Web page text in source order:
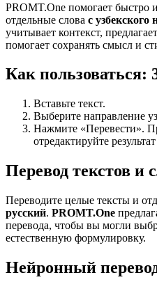
PROMT.One помогает быстро
отдельные слова с узбекского
учитывает контекст,
помогает сохранять смысл и
Как пользоваться:
Вставьте текст.
Выберите направление
Нажмите «Перевести».
отредактируйте
Перевод текстов и
Переводите целые тексты и
русский. PROMT.One
перевода, чтобы вы могли
естественную формулировку.
Нейронный